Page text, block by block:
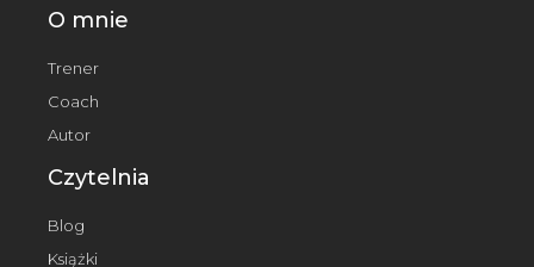
O mnie
Trener
Coach
Autor
Czytelnia
Blog
Książki